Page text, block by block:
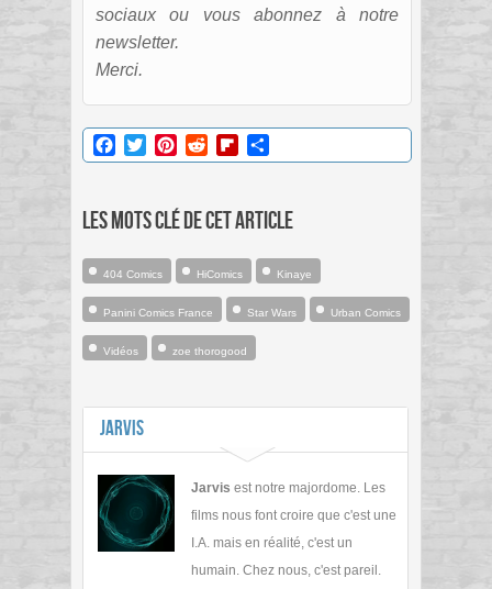
sociaux ou vous abonnez à notre
newsletter.
Merci.
Facebook
TwitterPinterestRedditFlipboard
Les mots clé de cet article
404 Comics HiComics Kinaye
Panini Comics France Star Wars Urban Comics
Vidéos zoe thorogood
Jarvis
Jarvis est notre majordome. Les
films nous font croire que c'est une
I.A. mais en réalité, c'est un
humain. Chez nous, c'est pareil.